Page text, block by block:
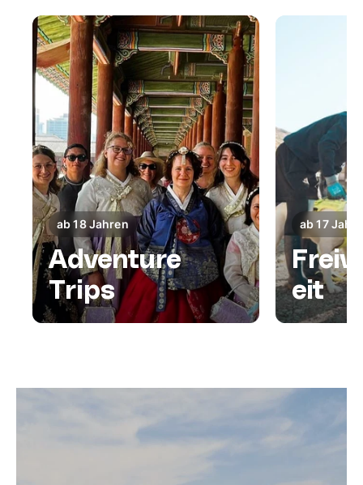
ab 18 Jahren
Adventure
Trips
ab 17
eit